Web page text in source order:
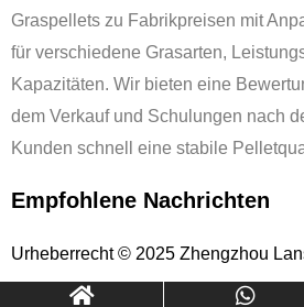
Graspellets zu Fabrikpreisen mit
für verschiedene Grasarten,
Kapazitäten. Wir bieten eine
dem Verkauf und Schulungen nach
Kunden schnell eine stabile
Empfohlene Nachrichten
Urheberrecht © 2025 Zhengzhou